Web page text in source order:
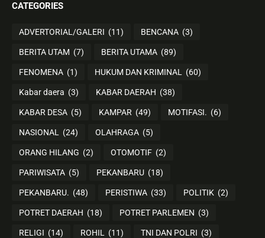
CATEGORIES
ADVERTORIAL/GALERI (11) BENCANA (3)
BERITA UTAM (7) BERITA UTAMA (89)
FENOMENA (1) HUKUM DAN KRIMINAL (60)
Kabar daera (3) KABAR DAERAH (38)
KABAR DESA (5) KAMPAR (49) MOTIFASI. (6)
NASIONAL (24) OLAHRAGA (5)
ORANG HILANG (2) OTOMOTIF (2)
PARIWISATA (5) PEKANBARU (18)
PEKANBARU. (48) PERISTIWA (33) POLITIK (2)
POTRET DAERAH (18) POTRET PARLEMEN (3)
RELIGI (14) ROHIL (11) TNI DAN POLRI (3)